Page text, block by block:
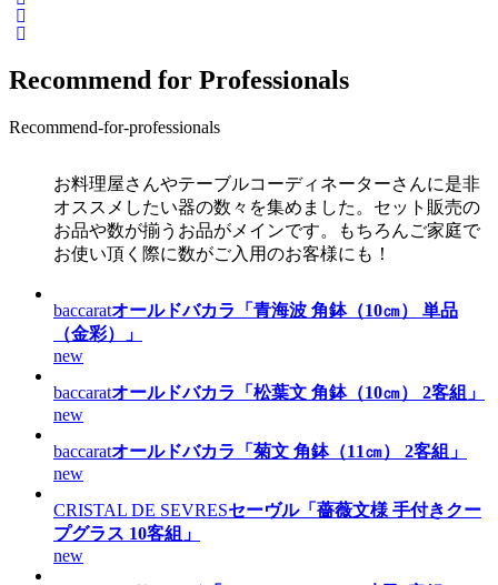
Recommend for Professionals
Recommend-for-professionals
お料理屋さんやテーブルコーディネーターさんに是非
オススメしたい器の数々を集めました。セット販売の
お品や数が揃うお品がメインです。もちろんご家庭で
お使い頂く際に数がご入用のお客様にも！
baccaratオールドバカラ「青海波 角鉢（10㎝） 単品
（金彩）」
new
baccaratオールドバカラ「松葉文 角鉢（10㎝） 2客組」
new
baccaratオールドバカラ「菊文 角鉢（11㎝） 2客組」
new
CRISTAL DE SEVRESセーヴル「薔薇文様 手付きクー
プグラス 10客組」
new